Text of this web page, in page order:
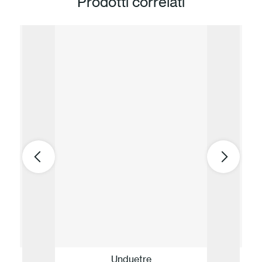
Unduetre